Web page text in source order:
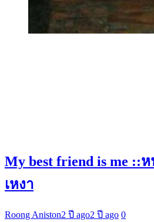
My best friend is me ::
เหงา
Roong Aniston2 ปี ago2 ปี ago 0